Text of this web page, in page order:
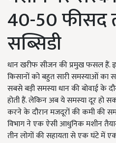
40-50 फीसद
सब्सिडी
धान खरीफ सीजन की प्रमुख फसल
किसानों को बहुत सारी समस्याओं का
सबसे बड़ी समस्या धान की बोवाई के
होती हैं. लेकिन अब ये समस्या दूर हो
करने के दौरान मजदूरों की कमी की
विभाग ने एक ऐसी आधुनिक मशीन
तीन लोगों की सहायता से एक घंटे में